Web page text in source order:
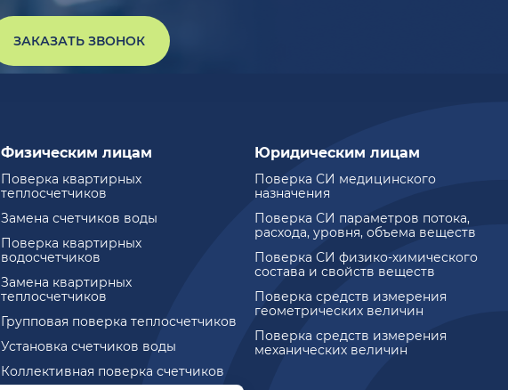
ЗАКАЗАТЬ ЗВОНОК
Физическим лицам
Поверка квартирных
теплосчетчиков
Замена счетчиков воды
Поверка квартирных
водосчетчиков
Замена квартирных
теплосчетчиков
Групповая поверка теплосчетчиков
Установка счетчиков воды
Коллективная поверка счетчиков
Юридическим лицам
Поверка СИ медицинского
назначения
Поверка СИ параметров потока,
расхода, уровня, объема веществ
Поверка СИ физико-химического
состава и свойств веществ
Поверка средств измерения
геометрических величин
Поверка средств измерения
механических величин